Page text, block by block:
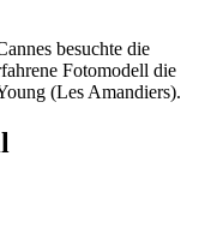
besuchte die
Fotomodell die
(Les Amandiers).